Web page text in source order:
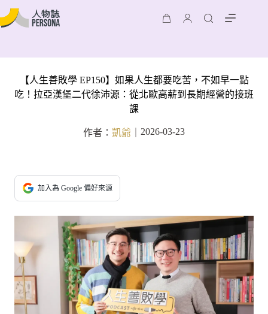
【人生善敗學 EP150】如果人生都要吃苦，不如早一點
吃！拉亞漢堡二代徐沛源：從北歐高薪到長期經營的接班
課
作者： 凱爺 2026-03-23
加入為 Google 偏好來源